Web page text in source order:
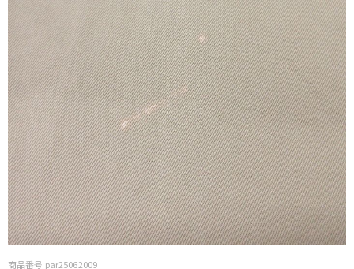
商品番号 par25062009